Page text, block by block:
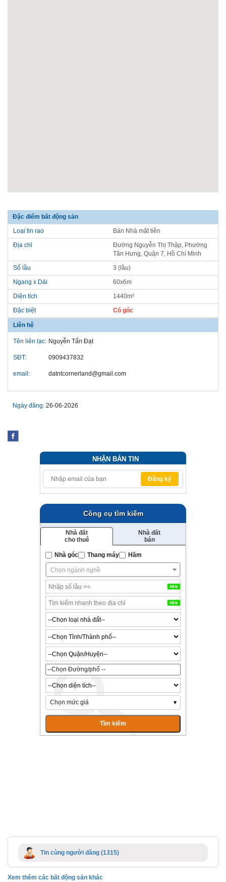
Đặc điểm bất động sản
Loại tin rao
Bán Nhà mặt tiền
Địa chỉ
Đường Nguyễn Thị Thập, Phường
Tân Hưng, Quận 7, Hồ Chí Minh
Số lầu
3 (lầu)
Ngang x Dài
60x6m
Diện tích
1440m²
Đặc biệt
Có góc
Liên hệ
Tên liên lạc: Nguyễn Tấn Đạt
SĐT: 0909437832
email: datntcornerland@gmail.com
Ngày đăng: 26-06-2026
NHẬN BẢN TIN
Đăng ký
Công cụ tìm kiếm
Nhà đất
cho thuê
Nhà đất
bán
Nhà góc Thang máy Hầm
Chọn ngành nghề
Chọn mức giá
Tin cùng người đăng (1315)
Xem thêm các bất động sản khác